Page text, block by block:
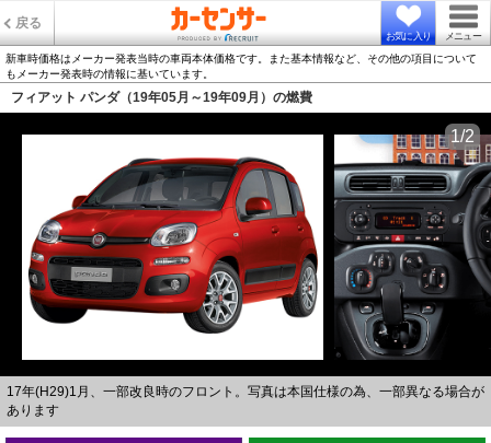
戻る
お気に入り メニュー
新車時価格はメーカー発表当時の車両本体価格です。また基本情報など、その他の項目について
もメーカー発表時の情報に基いています。
フィアット パンダ（19年05月～19年09月）の燃費
17年(H29)1月、一部改良時のフロント。写真は本国仕様の為、一部異なる場合が
あります
1/2